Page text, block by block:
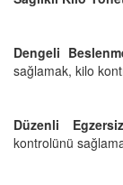
Dengeli
sağlamak, kilo
Düzenli Egzersiz
kontrolünü